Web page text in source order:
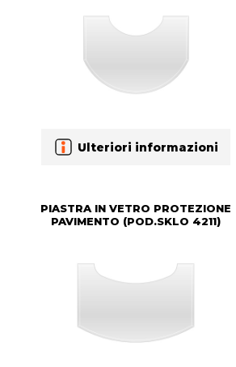
Ulteriori informazioni
PIASTRA IN VETRO PROTEZIONE
PAVIMENTO (POD.SKLO 4211)